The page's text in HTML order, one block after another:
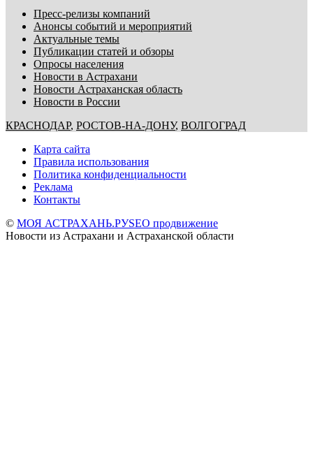
Пресс-релизы компаний
Анонсы событий и мероприятий
Актуальные темы
Публикации статей и обзоры
Опросы населения
Новости в Астрахани
Новости Астраханская область
Новости в России
КРАСНОДАР, РОСТОВ-НА-ДОНУ, ВОЛГОГРАД
Карта сайта
Правила использования
Политика конфиденциальности
Реклама
Контакты
© МОЯ АСТРАХАНЬ.РУSEO продвижение
Новости из Астрахани и Астраханской области